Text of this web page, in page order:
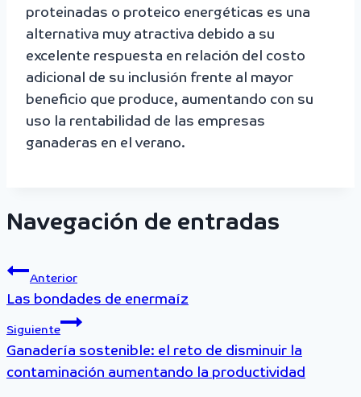
proteinadas o proteico energéticas es una
alternativa muy atractiva debido a su
excelente respuesta en relación del costo
adicional de su inclusión frente al mayor
beneficio que produce, aumentando con su
uso la rentabilidad de las empresas
ganaderas en el verano.
Navegación de entradas
Anterior
Las bondades de enermaíz
Siguiente
Ganadería sostenible: el reto de disminuir la
contaminación aumentando la productividad